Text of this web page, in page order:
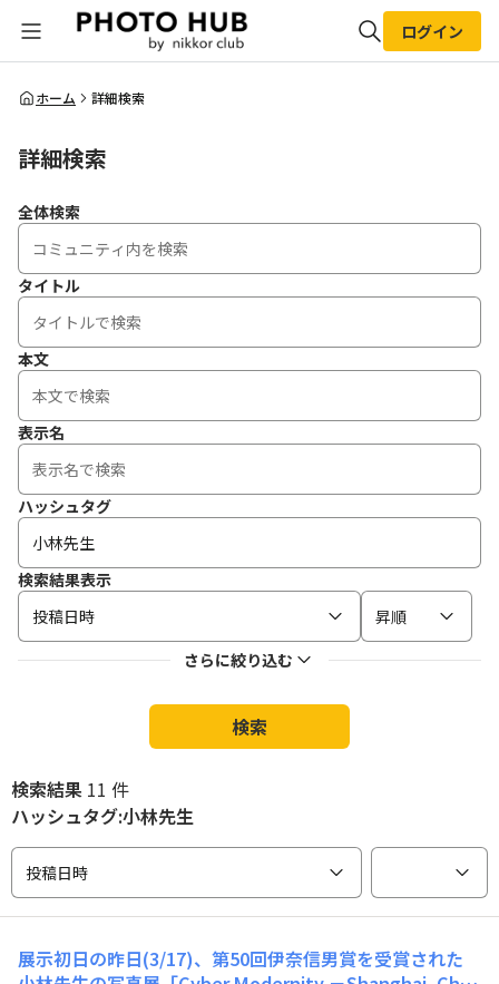
全体検索
ログイン
ホーム 詳細検索
詳細検索
全体検索
タイトル
本文
表示名
ハッシュタグ
検索結果表示
投稿日時
昇順
さらに絞り込む
検索
検索結果 11 件
ハッシュタグ:小林先生
投稿日時
展示初日の昨日(3/17)、第50回伊奈信男賞を受賞された